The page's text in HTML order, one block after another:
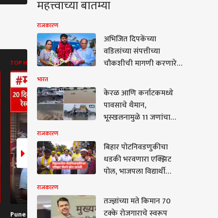
TOP HEADLINES
Pune Ekta Nagar
ABP MAJHA BATMYA
Sanjay Raut On
ABP MAJHA
महत्त्वाच्या बातम्या
राजकारण
अभिजित दिपकेंच्या
वडिलांच्या संपत्तीच्या
चौकशीची मागणी करणारे
तरी कोण?
भारत
केरळ आणि कर्नाटकमध्ये
पावसाचे थैमान,
भूस्खलनामुळे 11 जणांचा
किश्तवारमध्ये ढगफुटीमुळे
अनेक घरांमध्ये पाणी शिरले,
बद्रीनाथ महामार्ग तब्बल 20
मीटर खचला
राजकारण
बिहार पोटनिवडणुकीचा
धडकी भरवणारा एक्झिट
पोल, भाजपला विद्यार्थी
बसणार, प्रशांत किशोर
इतिहास घडवणार?
राजकारण
तज्ज्ञांच्या मते किमान 70
टक्के रोजगाराचे स्वरूप
मते किमान 70